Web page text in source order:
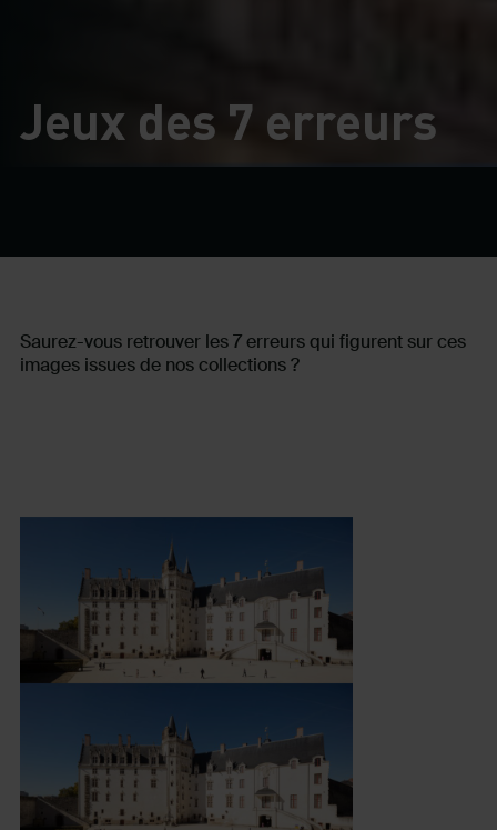
Jeux des 7 erreurs
Saurez-vous retrouver les 7 erreurs qui figurent sur ces
images issues de nos collections ?